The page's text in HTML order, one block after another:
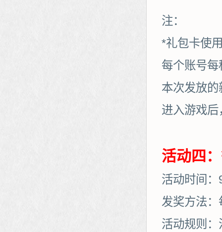
注：
*礼包卡使
每个账号
本次发放
进入游戏后
活动四
活动时间
发奖方法：
活动规则